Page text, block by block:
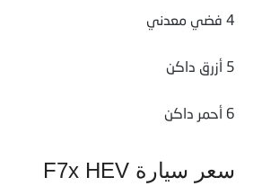
4 فضي معدني
5 أزرق داكن
6 أحمر داكن
سعر سيارة F7x HEV